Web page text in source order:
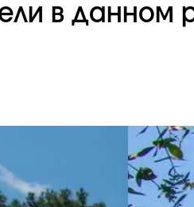
в данном